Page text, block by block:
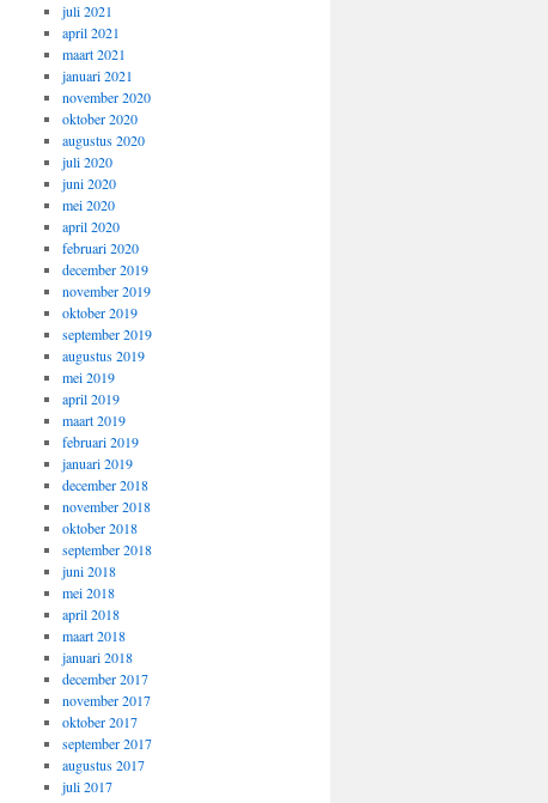
juli 2021
april 2021
maart 2021
januari 2021
november 2020
oktober 2020
augustus 2020
juli 2020
juni 2020
mei 2020
april 2020
februari 2020
december 2019
november 2019
oktober 2019
september 2019
augustus 2019
mei 2019
april 2019
maart 2019
februari 2019
januari 2019
december 2018
november 2018
oktober 2018
september 2018
juni 2018
mei 2018
april 2018
maart 2018
januari 2018
december 2017
november 2017
oktober 2017
september 2017
augustus 2017
juli 2017